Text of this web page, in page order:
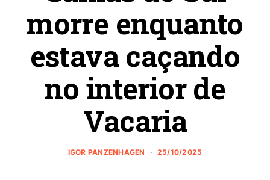
morre enquanto
estava caçando
no interior de
Vacaria
IGOR PANZENHAGEN 25/10/2025